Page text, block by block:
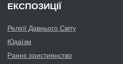
ЕКСПОЗИЦІЇ
Релігії Давнього Світу
Юдаїзм
Раннє християнство